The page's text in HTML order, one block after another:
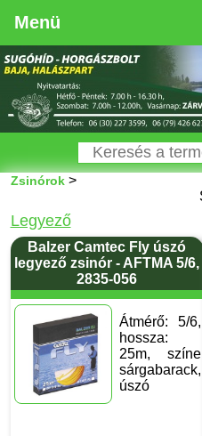
Menü
Zsinórok>
Legyező
Balzer Camtec Fly úszó
legyező zsinór - AFTMA 5/6,
2835-056
Átmérő: 5/6,
hossza:
25m, színe
sárgabarack,
úszó